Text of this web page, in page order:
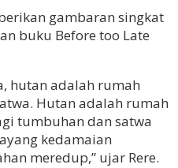
gambaran singkat
buku Before too Late
hutan adalah rumah
Hutan adalah rumah
tumbuhan dan satwa
kedamaian
meredup,” ujar Rere.